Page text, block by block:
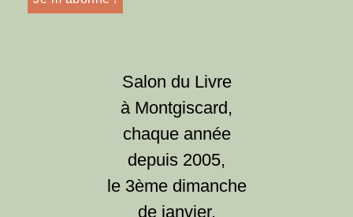
Salon du Livre
à Montgiscard,
chaque année
depuis 2005,
le 3ème dimanche
de janvier.